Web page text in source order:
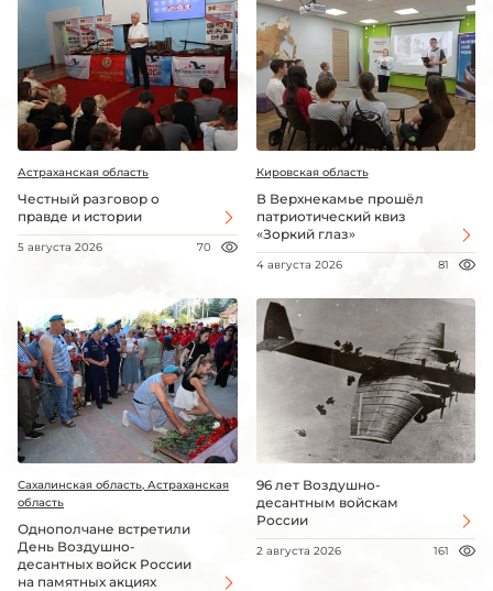
Астраханская область
Честный разговор о
правде и истории
5 августа 2026 70
Кировская область
В Верхнекамье прошёл
патриотический квиз
«Зоркий глаз»
4 августа 2026 81
Сахалинская область, Астраханская
область
Однополчане встретили
День Воздушно-
десантных войск России
на памятных акциях
96 лет Воздушно-
десантным войскам
России
2 августа 2026 161